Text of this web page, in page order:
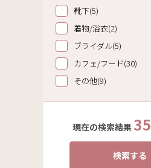
靴下(5)
着物/浴衣(2)
ブライダル(5)
カフェ/フード(30)
その他(9)
現在の検索結果35
検索する